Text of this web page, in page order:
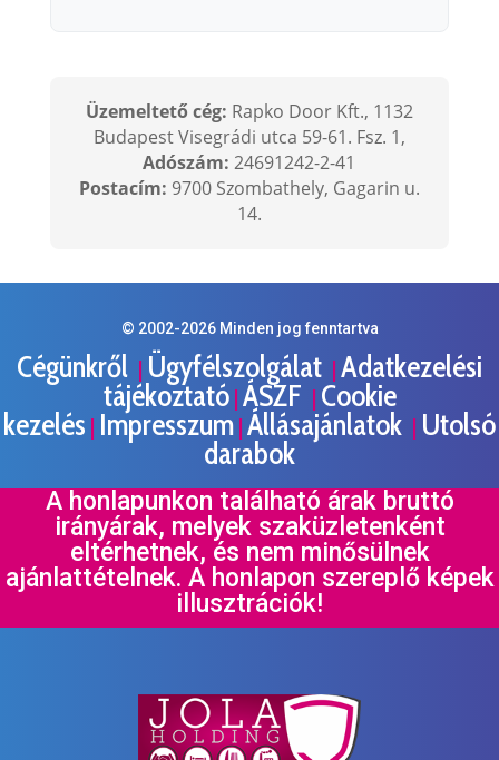
Üzemeltető cég: Rapko Door Kft., 1132
Budapest Visegrádi utca 59-61. Fsz. 1,
Adószám: 24691242-2-41
Postacím: 9700 Szombathely, Gagarin u.
14.
© 2002-2026Minden jog fenntartva
Cégünkről | Ügyfélszolgálat | Adatkezelési
tájékoztató| ÁSZF | Cookie
kezelés | Impresszum | Állásajánlatok | Utolsó
darabok
A honlapunkon található árak bruttó
irányárak, melyek szaküzletenként
eltérhetnek, és nem minősülnek
ajánlattételnek. A honlapon szereplő képek
illusztrációk!